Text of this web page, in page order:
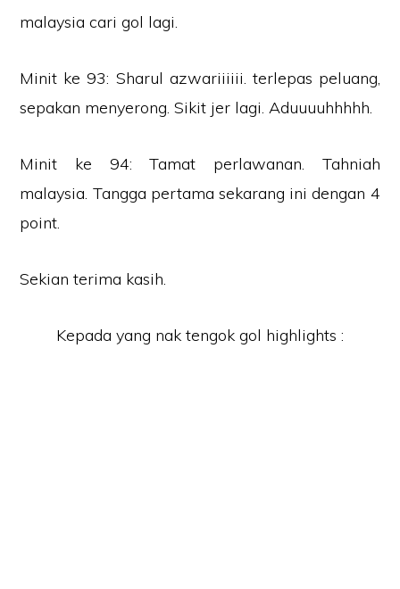
malaysia cari gol lagi.
Minit ke 93: Sharul azwariiiiii. terlepas peluang,
sepakan menyerong. Sikit jer lagi. Aduuuuhhhhh.
Minit ke 94: Tamat perlawanan. Tahniah
malaysia. Tangga pertama sekarang ini dengan 4
point.
Sekian terima kasih.
Kepada yang nak tengok gol highlights :